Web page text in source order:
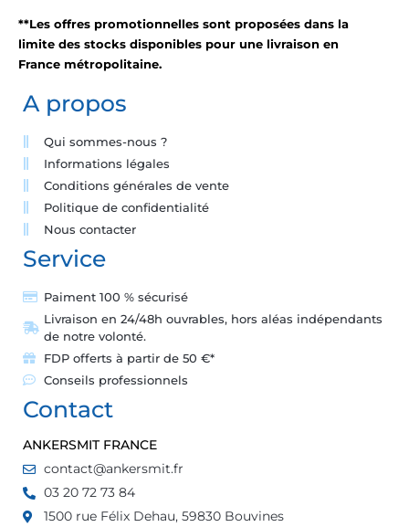
**Les offres promotionnelles sont proposées dans la
limite des stocks disponibles pour une livraison en
France métropolitaine.
A propos
Qui sommes-nous ?
Informations légales
Conditions générales de vente
Politique de confidentialité
Nous contacter
Service
Paiment 100 % sécurisé
Livraison en 24/48h ouvrables, hors aléas indépendants
de notre volonté.
FDP offerts à partir de 50 €*
Conseils professionnels
Contact
ANKERSMIT FRANCE
contact@ankersmit.fr
03 20 72 73 84
1500 rue Félix Dehau, 59830 Bouvines